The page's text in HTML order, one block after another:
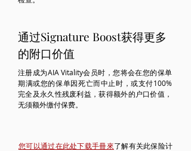
通过Signature Boost获得更多
的附口价值
注册成为AIA Vitality会员时，您将会在您的保单
期满或您的保单因死亡而中止时，或支付100%
完全及永久性残废利益，获得额外的户口价值，
无须额外缴付保费。
您可以通过在此处下载手冊來了解有关此保险计